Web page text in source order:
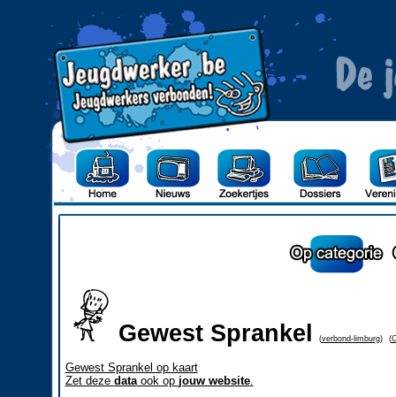
Gewest Sprankel (verbond-limburg) (
Gewest Sprankel op kaart
Zet deze dataook op jouw website.